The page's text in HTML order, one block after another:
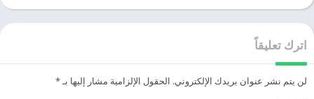
اترك تعليقاً
لن يتم نشر عنوان بريدك الإلكتروني. الحقول الإلزامية مشار إليها بـ*